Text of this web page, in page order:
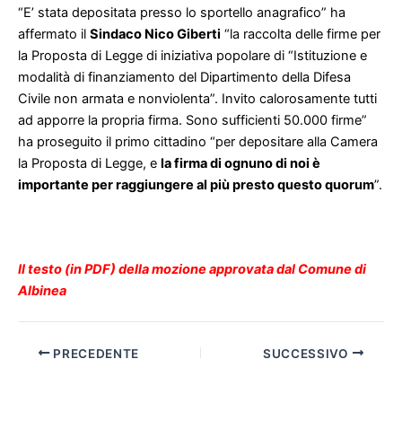
“E’ stata depositata presso lo sportello anagrafico” ha
affermato il Sindaco Nico Giberti “la raccolta delle firme per
la Proposta di Legge di iniziativa popolare di “Istituzione e
modalità di finanziamento del Dipartimento della Difesa
Civile non armata e nonviolenta”. Invito calorosamente tutti
ad apporre la propria firma. Sono sufficienti 50.000 firme”
ha proseguito il primo cittadino “per depositare alla Camera
la Proposta di Legge, e la firma di ognuno di noi è
importante per raggiungere al più presto questo quorum”.
Il testo (in PDF) della mozione approvata dal Comune di
Albinea
PRECEDENTE SUCCESSIVO